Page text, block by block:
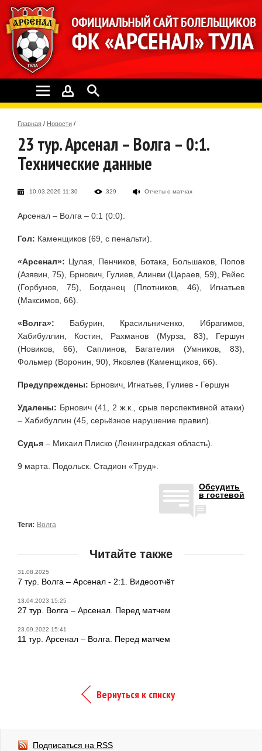
Главная / Новости /
23 тур. Арсенал – Волга – 0:1.
Технические данные
10.03.2026 11:30 329 Отчеты о матчах
Арсенал – Волга – 0:1 (0:0).
Гол: Каменщиков (69, с пенальти).
«Арсенал»: Цулая, Пенчиков, Ботака, Большаков, Попов
(Азявин, 75), Брнович, Гулиев, Алинви (Цараев, 59), Рейес
(Горбунов, 75), Богданец (Плотников, 46), Игнатьев
(Максимов, 66).
«Волга»: Бабурин, Красильниченко, Ибрагимов,
Хабибуллин, Костин, Рахманов (Мурза, 83), Гершун
(Новиков, 66), Саплинов, Багателия (Умников, 83),
Фольмер (Воронин, 90), Яковлев (Каменщиков, 66).
Предупреждены: Брнович, Игнатьев, Гулиев - Гершун
Удалены: Брнович (41, 2 ж.к., срыв перспективной атаки)
– Хабибуллин (45, серьёзное нарушение правил).
Судья – Михаил Плиско (Ленинградская область).
9 марта. Подольск. Стадион «Труд».
Обсудить
в гостевой
Теги: Волга
Читайте также
31.08.2025
7 тур. Волга – Арсенал - 2:1. Видеоотчёт
13.04.2023 15:25
27 тур. Волга – Арсенал. Перед матчем
23.09.2022 15:41
11 тур. Арсенал – Волга. Перед матчем
Вернуться к списку
Подписаться на RSS